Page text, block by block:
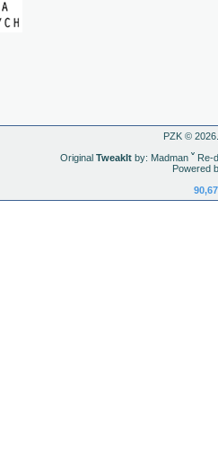
PZK ©
Original TweakItby: Madman ˇRe-
Powered